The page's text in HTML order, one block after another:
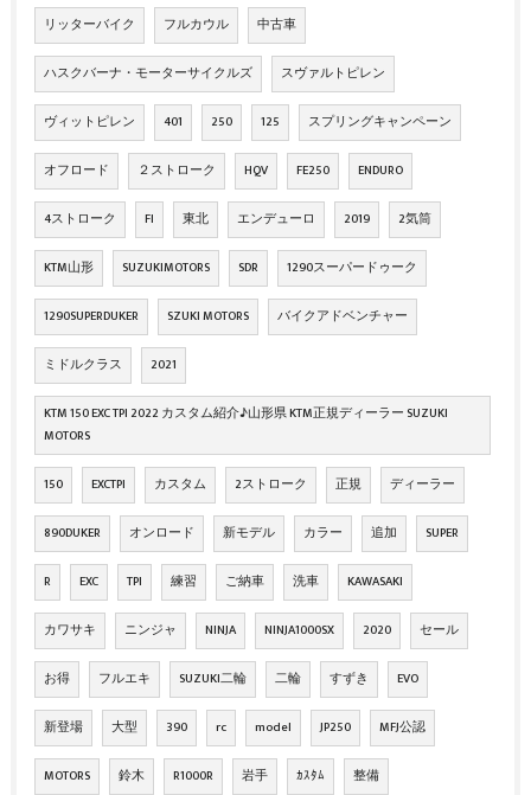
リッターバイク フルカウル 中古車
ハスクバーナ・モーターサイクルズ スヴァルトピレン
ヴィットピレン 401 250 125 スプリングキャンペーン
オフロード ２ストローク HQV FE250 ENDURO
4ストローク FI 東北 エンデューロ 2019 2気筒
KTM山形 SUZUKIMOTORS SDR 1290スーパードゥーク
1290SUPERDUKER SZUKI MOTORS バイクアドベンチャー
ミドルクラス 2021
KTM 150 EXC TPI 2022 カスタム紹介♪山形県 KTM正規ディーラー SUZUKI
MOTORS
150 EXCTPI カスタム 2ストローク 正規 ディーラー
890DUKER オンロード 新モデル カラー 追加 SUPER
R EXC TPI 練習 ご納車 洗車 KAWASAKI
カワサキ ニンジャ NINJA NINJA1000SX 2020 セール
お得 フルエキ SUZUKI二輪 二輪 すずき EVO
新登場 大型 390 rc model JP250 MFJ公認
MOTORS 鈴木 R1000R 岩手 ｶｽﾀﾑ 整備